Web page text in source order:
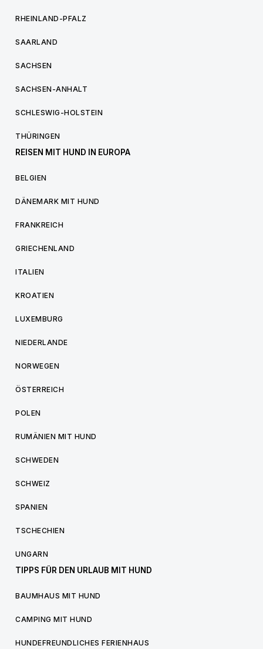
RHEINLAND-PFALZ
SAARLAND
SACHSEN
SACHSEN-ANHALT
SCHLESWIG-HOLSTEIN
THÜRINGEN
REISEN MIT HUND IN EUROPA
BELGIEN
DÄNEMARK MIT HUND
FRANKREICH
GRIECHENLAND
ITALIEN
KROATIEN
LUXEMBURG
NIEDERLANDE
NORWEGEN
ÖSTERREICH
POLEN
RUMÄNIEN MIT HUND
SCHWEDEN
SCHWEIZ
SPANIEN
TSCHECHIEN
UNGARN
TIPPS FÜR DEN URLAUB MIT HUND
BAUMHAUS MIT HUND
CAMPING MIT HUND
HUNDEFREUNDLICHES FERIENHAUS